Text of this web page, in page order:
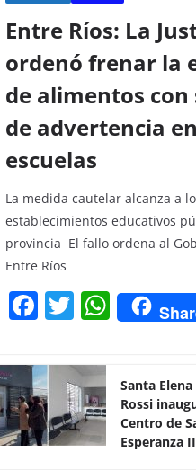
Entre Ríos: La
ordenó frenar la
de alimentos con
de advertencia en
escuelas
La medida cautelar alcanza a
establecimientos educativos
provincia El fallo ordena al
Entre Ríos
F
c
e
b
o
T
itt
er
W
h
s
A
p
Santa Elena
Rossi
Centro de
Esperanza II